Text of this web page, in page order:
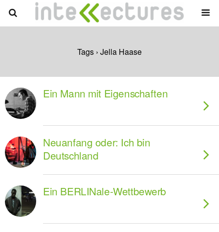
Tags › Jella Haase
Ein Mann mit Eigenschaften
Neuanfang oder: Ich bin
Deutschland
Ein BERLINale-Wettbewerb